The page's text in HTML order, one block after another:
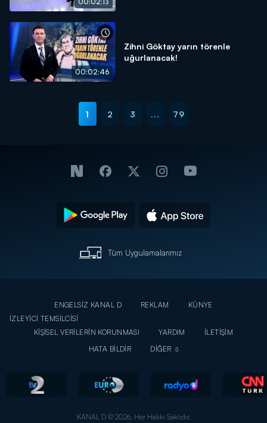
00:02:46
Zihni Göktay yarın törenle
uğurlanacak!
1 2 3 ... 79
Tüm Uygulamalarımız
ENGELSİZ KANAL D REKLAM
KÜNYE
İZLEYİCİ TEMSİLCİSİ
KİŞİSEL VERİLERİN KORUNMASI
YARDIM
İLETİŞİM
HATA BİLDİR
DİĞER
KANAL D © 2026. Her Hakkı Saklıdır.